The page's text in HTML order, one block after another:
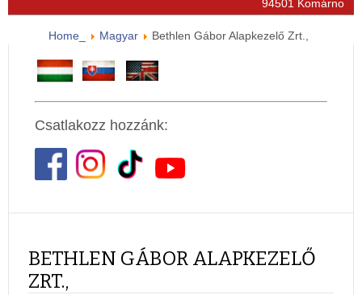
94501 Komárno
Home_ Magyar Bethlen Gábor Alapkezelő Zrt.,
Csatlakozz hozzánk:
BETHLEN GÁBOR ALAPKEZELŐ
ZRT.,